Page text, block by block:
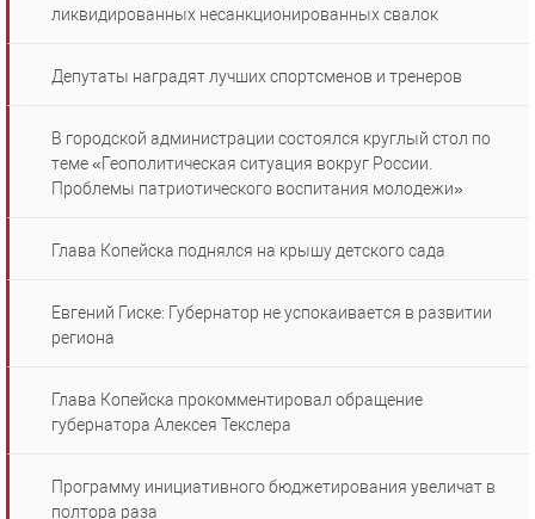
ликвидированных несанкционированных свалок
Депутаты наградят лучших спортсменов и тренеров
В городской администрации состоялся круглый стол по
теме «Геополитическая ситуация вокруг России.
Проблемы патриотического воспитания молодежи»
Глава Копейска поднялся на крышу детского сада
Евгений Гиске: Губернатор не успокаивается в развитии
региона
Глава Копейска прокомментировал обращение
губернатора Алексея Текслера
Программу инициативного бюджетирования увеличат в
полтора раза